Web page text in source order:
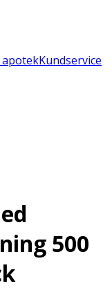
Kundservice
500